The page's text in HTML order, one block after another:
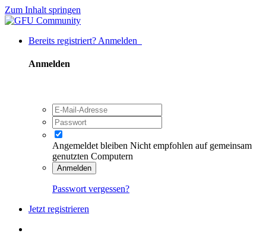
Zum Inhalt springen
Bereits registriert? Anmelden
Anmelden
Angemeldet bleiben Nicht empfohlen auf gemeinsam
genutzten Computern
Anmelden
Passwort vergessen?
Jetzt registrieren